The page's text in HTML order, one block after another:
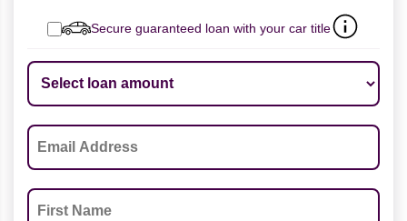
Secure guaranteed loan with your car title